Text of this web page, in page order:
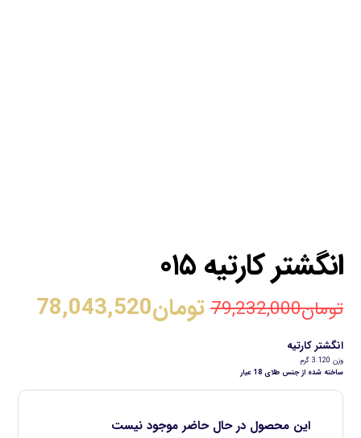
انگشتر کارتیه ۰۱۵
تومان79,232,000 تومان78,043,520
انگشتر کارتیه
وزن 3.120 گرم
ساخته شده از جنس طلای 18 عیار
این محصول در حال حاضر موجود نیست